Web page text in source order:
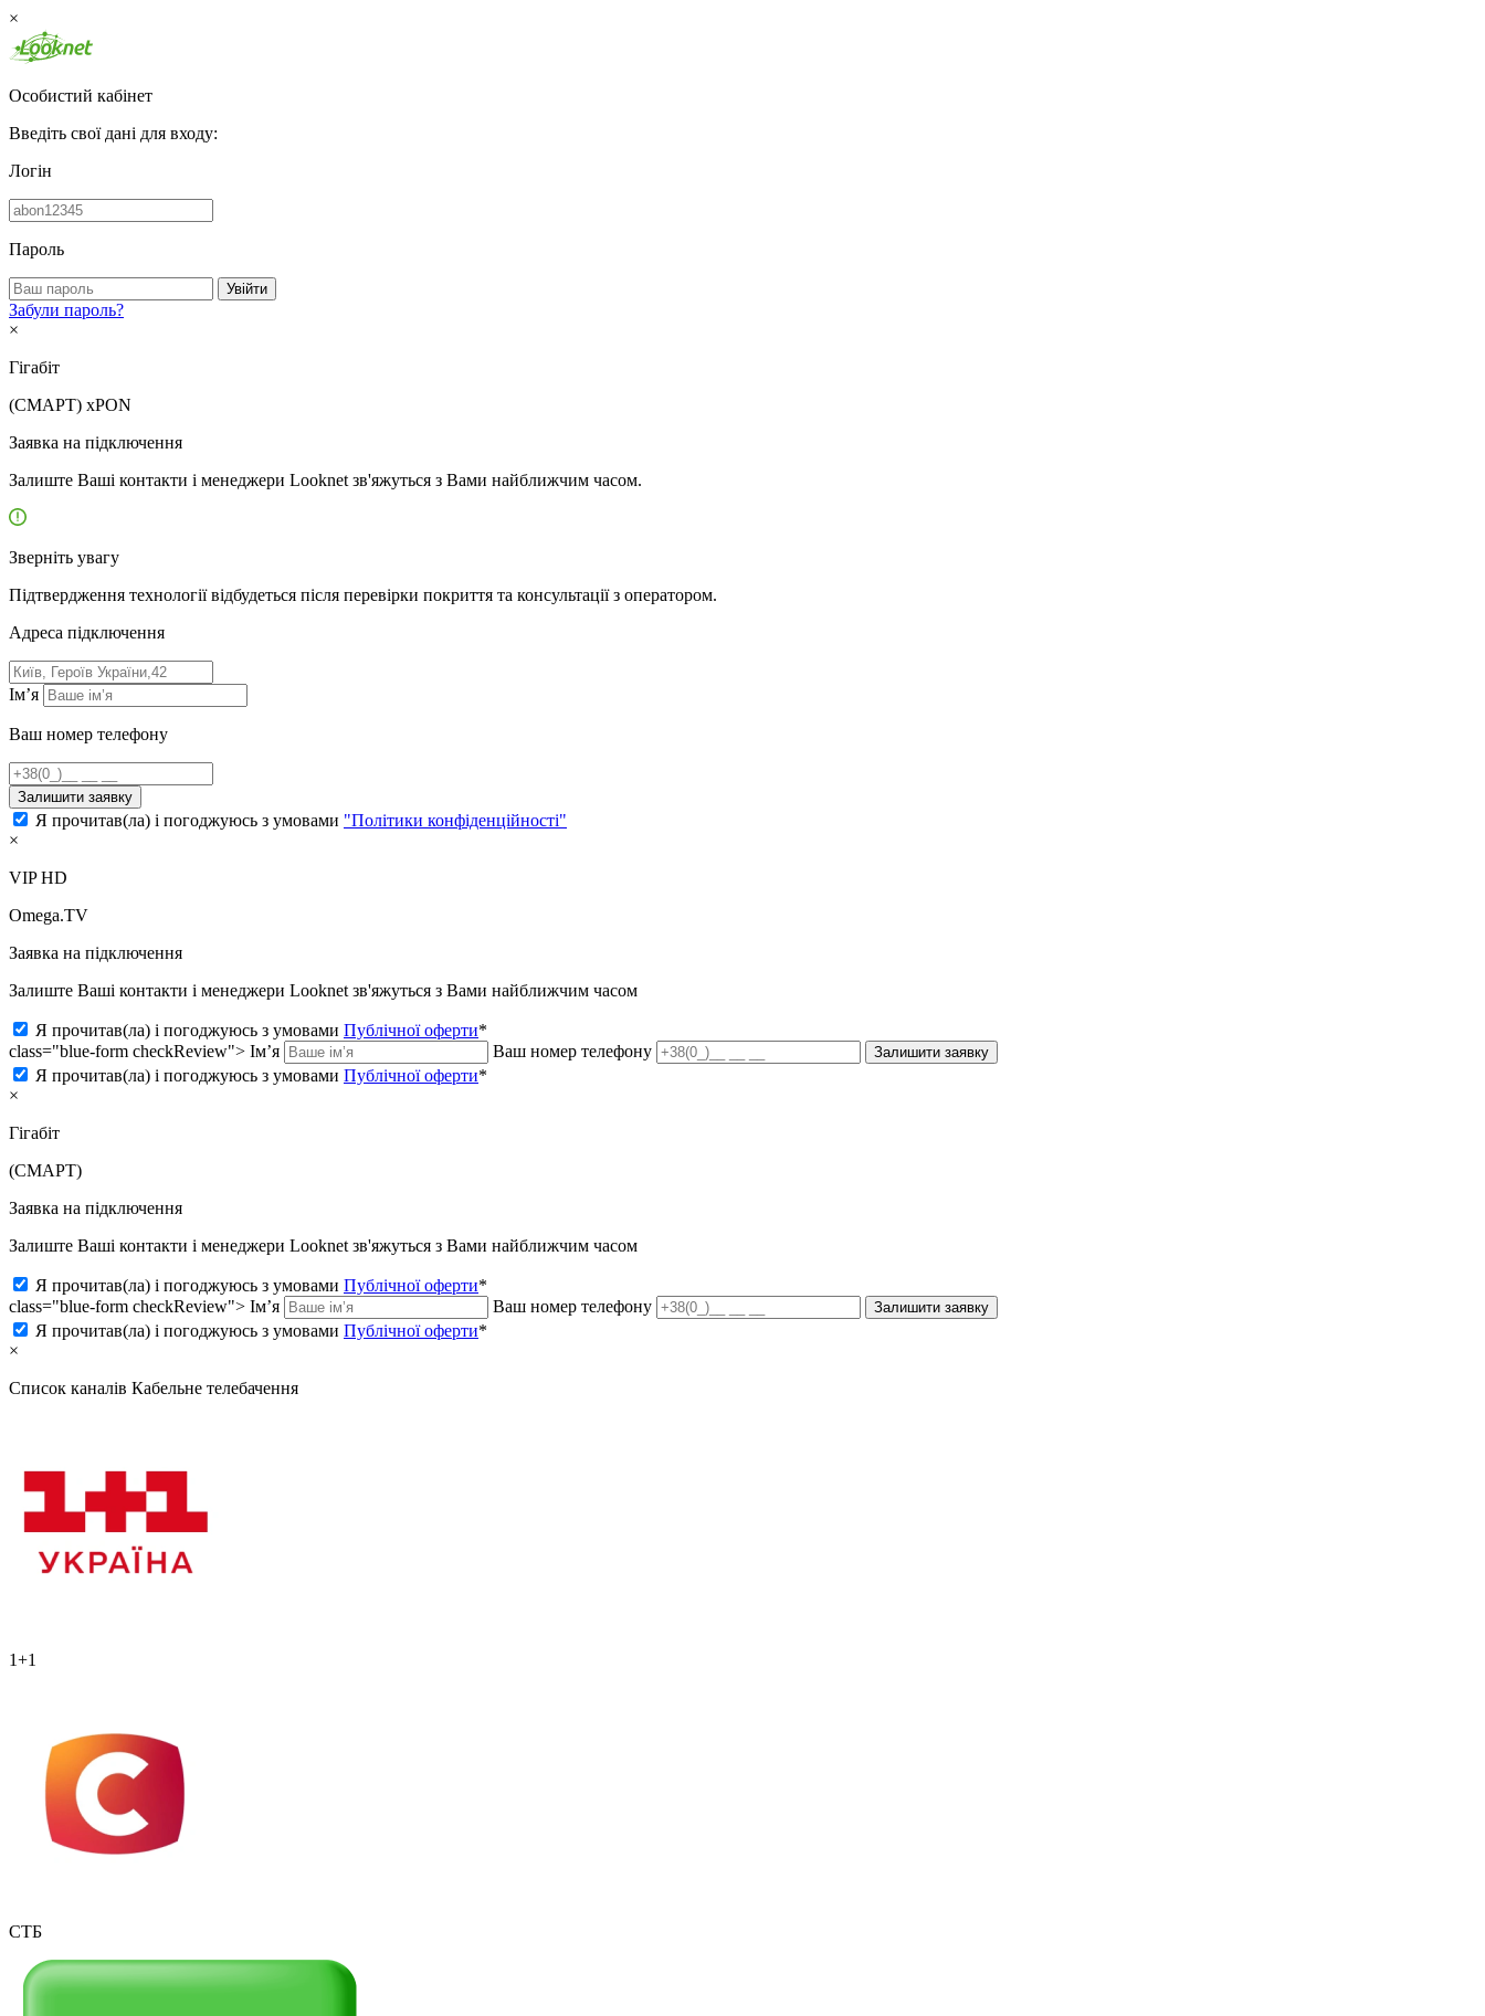
×
Особистий кабінет
Введіть свої дані для входу:
Логін
Пароль
Увійти
Забули пароль?
×
Гігабіт
(СМАРТ) xPON
Заявка на підключення
Залиште Ваші контакти і менеджери Looknet зв'яжуться з Вами найближчим часом.
Зверніть увагу
Підтвердження технології відбудеться після перевірки покриття та консультації з оператором.
Адресa підключення
Ім’я
Ваш номер телефону
Залишити заявку
Я прочитав(ла) і погоджуюсь з умовами "Політики конфіденційності"
×
VIP HD
Omega.TV
Заявка на підключення
Залиште Ваші контакти і менеджери Looknet зв'яжуться з Вами найближчим часом
Я прочитав(ла) і погоджуюсь з умовами Публічної оферти*
class="blue-form checkReview"> Ім’я Ваш номер телефону Залишити заявку
Я прочитав(ла) і погоджуюсь з умовами Публічної оферти*
×
Гігабіт
(СМАРТ)
Заявка на підключення
Залиште Ваші контакти і менеджери Looknet зв'яжуться з Вами найближчим часом
Я прочитав(ла) і погоджуюсь з умовами Публічної оферти*
class="blue-form checkReview"> Ім’я Ваш номер телефону Залишити заявку
Я прочитав(ла) і погоджуюсь з умовами Публічної оферти*
×
Список каналів Кабельне телебачення
1+1
СТБ